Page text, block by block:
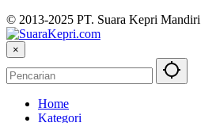
© 2013-2025 PT. Suara Kepri Mandiri
×
Home
Kategori